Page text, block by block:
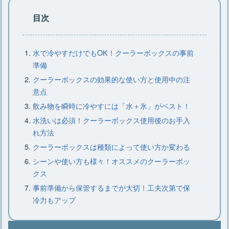
【コールマンのジェネレーター】仕組
みや交換時期、分解について
材、選び方、おすすめ15選
キャンプに枕は必要？キャンプにおす
すめなニトリの枕
目次
水で冷やすだけでもOK！クーラーボックスの事前
準備
クーラーボックスの効果的な使い方と使用中の注
意点
飲み物を瞬時に冷やすには「水＋氷」がベスト！
水洗いは必須！クーラーボックス使用後のお手入
れ方法
クーラーボックスは種類によって使い方か変わる
シーンや使い方も様々！オススメのクーラーボッ
クス
事前準備から保管するまでが大切！工夫次第で保
冷力もアップ